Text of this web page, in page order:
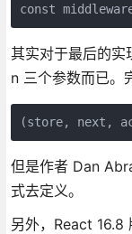
const
其实对于最后的
n 三个参数而已。
(store, next,
但是作者 Dan
式去定义。
另外，React 16.8